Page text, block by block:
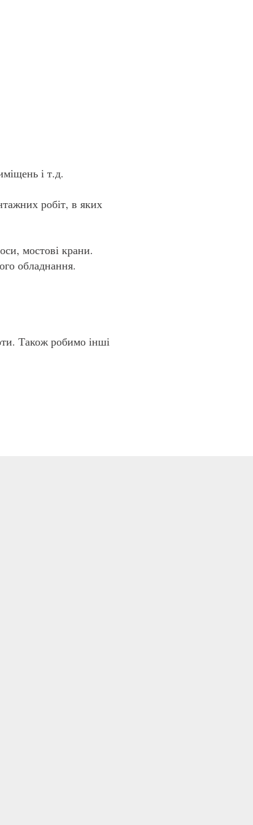
і т.д.
робіт, в яких
мостові крани.
обладнання.
Також робимо інші